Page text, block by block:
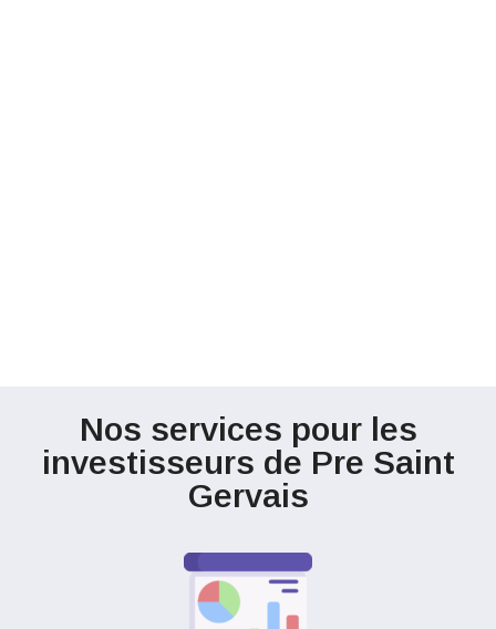
Nos services pour les
investisseurs de Pre Saint
Gervais